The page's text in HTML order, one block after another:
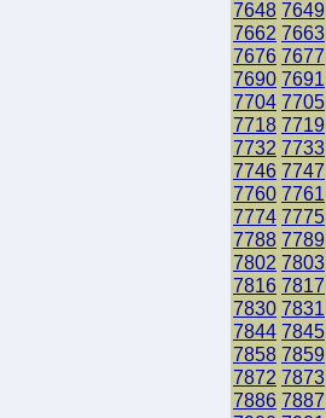
7648 7649
7662 7663
7676 7677
7690 7691
7704 7705
7718 7719
7732 7733
7746 7747
7760 7761
7774 7775
7788 7789
7802 7803
7816 7817
7830 7831
7844 7845
7858 7859
7872 7873
7886 7887